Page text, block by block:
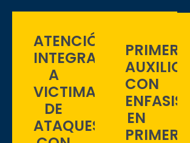
ATENCIÓN
INTEGRAL
A
VICTIMAS
DE
ATAQUES
PRIMEROS
AUXILIOS
CON
ENFASIS
EN
PRIMERA